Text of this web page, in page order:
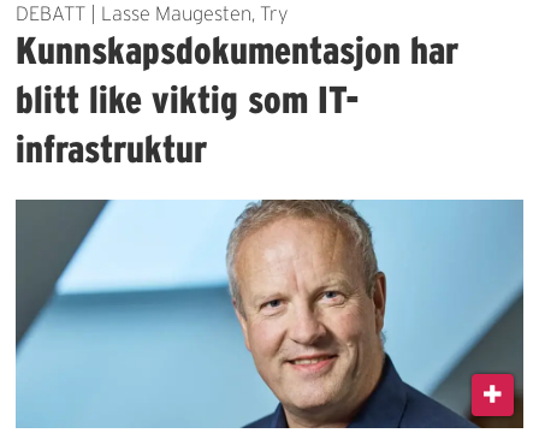
DEBATT | Lasse Maugesten, Try
Kunnskapsdokumentasjon har
blitt like viktig som IT-
infrastruktur